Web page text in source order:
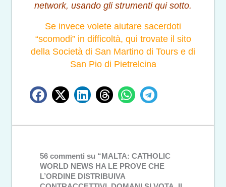
network, usando gli strumenti qui sotto.
Se invece volete aiutare sacerdoti
“scomodi” in difficoltà, qui trovate il sito
della Società di San Martino di Tours e di
San Pio di Pietrelcina
56 commenti su “MALTA: CATHOLIC
WORLD NEWS HA LE PROVE CHE
L’ORDINE DISTRIBUIVA